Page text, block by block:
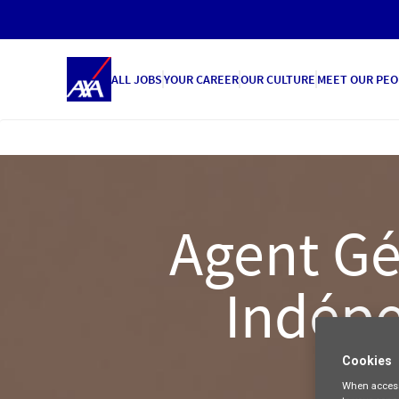
ALL JOBSYOUR CAREEROUR CULTURE MEET OUR
Agent
Cookies
When